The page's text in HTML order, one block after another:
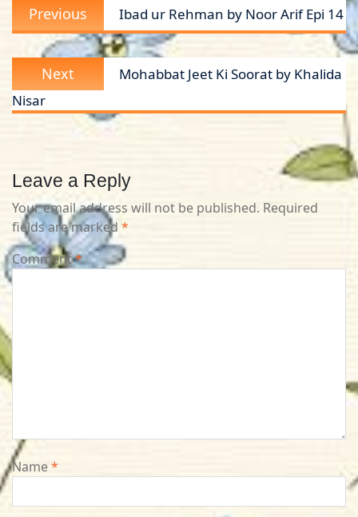
navigation
Previous
Previous
post:
Ibad ur Rehman by Noor Arif Epi 14
Next
Next
post:
Mohabbat Jeet Ki Soorat by Khalida
Nisar
Leave a Reply
Your email address will not be published. Required
fields are marked *
Comment*
Name*